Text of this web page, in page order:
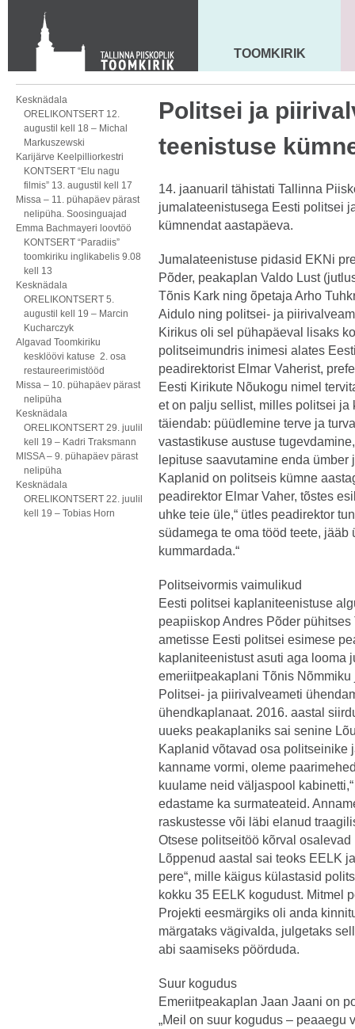
Toom-Kooli 6, 10130 TALLINN
tallinna.toom
+372 644 4140
MAARJA KIRIK
TOOMKIRIK
Kesknädala
ORELIKONTSERT 12.
augustil kell 18 – Michal
Markuszewski
Karijärve Keelpilliorkestri
KONTSERT “Elu nagu
filmis” 13. augustil kell 17
Missa – 11. pühapäev pärast
nelipüha. Soosinguajad
Emma Bachmayeri loovtöö
KONTSERT “Paradiis”
toomkiriku inglikabelis 9.08
kell 13
Kesknädala
ORELIKONTSERT 5.
augustil kell 19 – Marcin
Kucharczyk
Algavad Toomkiriku
kesklöövi katuse 2. osa
restaureerimistööd
Missa – 10. pühapäev pärast
nelipüha
Kesknädala
ORELIKONTSERT 29. juulil
kell 19 – Kadri Traksmann
MISSA – 9. pühapäev pärast
nelipüha
Kesknädala
ORELIKONTSERT 22. juulil
kell 19 – Tobias Horn
Politsei ja
teenistuse
14. jaanuaril tähistati Tallinna
jumalateenistusega Eesti politsei
kümnendat aastapäeva.
Jumalateenistuse pidasid EKNi
Põder, peakaplan Valdo Lust
Tõnis Kark ning õpetaja Arho
Aidulo ning politsei- ja
Kirikus oli sel pühapäeval lisaks
politseimundris inimesi alates
peadirektorist Elmar Vaherist,
Eesti Kirikute Nõukogu nimel
et on palju sellist, milles politsei
täiendab: püüdlemine terve ja
vastastikuse austuse
lepituse saavutamine enda ümber
Kaplanid on politseis kümne
peadirektor Elmar Vaher, tõstes
uhke teie üle,“ ütles peadirektor
südamega te oma tööd teete,
kummardada.“
Politseivormis vaimulikud
Eesti politsei kaplaniteenistuse
peapiiskop Andres Põder
ametisse Eesti politsei esimese
kaplaniteenistust asuti aga looma
emeriitpeakaplani Tõnis Nõmmiku
Politsei- ja piirivalveameti
ühendkaplanaat. 2016. aastal
uueks peakaplaniks sai senine
Kaplanid võtavad osa politseinike
kanname vormi, oleme
kuulame neid väljaspool
edastame ka surmateateid.
raskustesse või läbi elanud
Otsese politseitöö kõrval
Lõppenud aastal sai teoks EELK
pere“, mille käigus külastasid
kokku 35 EELK kogudust. Mitmel
Projekti eesmärgiks oli anda
märgataks vägivalda, julgetaks
abi saamiseks pöörduda.
Suur kogudus
Emeriitpeakaplan Jaan Jaani on
„Meil on suur kogudus – peaaegu